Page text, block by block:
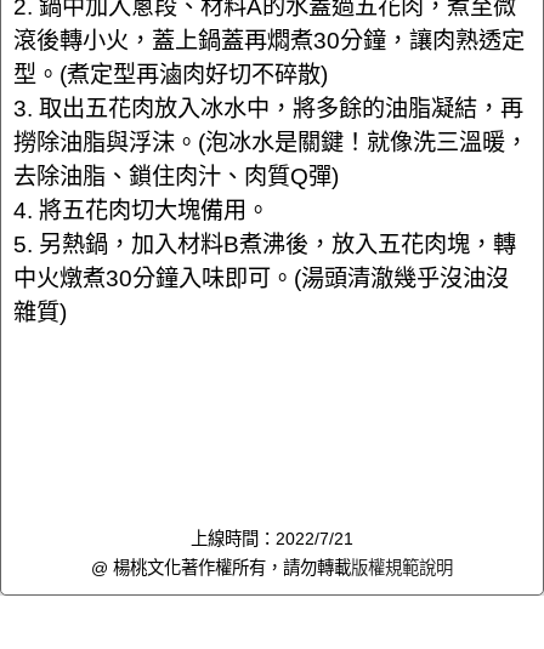
2. 鍋中加入蔥段、材料A的水蓋過五花肉，煮至微
滾後轉小火，蓋上鍋蓋再燜煮30分鐘，讓肉熟透定
型。(煮定型再滷肉好切不碎散)
3. 取出五花肉放入冰水中，將多餘的油脂凝結，再
撈除油脂與浮沫。(泡冰水是關鍵！就像洗三溫暖，
去除油脂、鎖住肉汁、肉質Q彈)
4. 將五花肉切大塊備用。
5. 另熱鍋，加入材料B煮沸後，放入五花肉塊，轉
中火燉煮30分鐘入味即可。(湯頭清澈幾乎沒油沒
雜質)
上線時間：2022/7/21
@ 楊桃文化著作權所有，請勿轉載版權規範說明